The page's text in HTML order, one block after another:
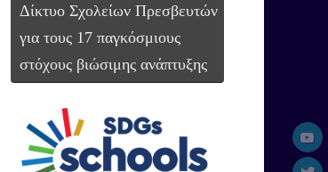
Δίκτυο Σχολείων Πρεσβευτών
για τους 17 παγκόσμιους
στόχους βιώσιμης ανάπτυξης